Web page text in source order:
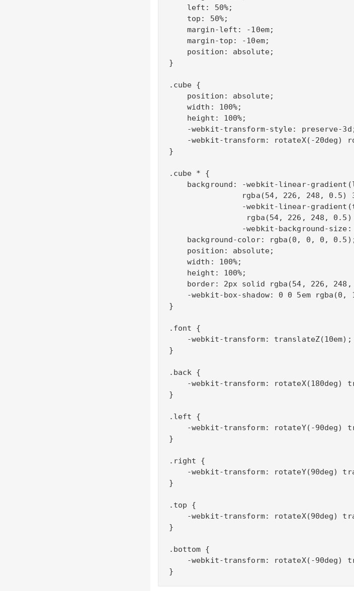
    left: 50%;
    top: 50%;
    margin-left: -10em;
    margin-top: -10em;
    position: absolute;
}
.cube {
    position: absolute;
    width: 100%;
    height: 100%;
-webkit-transform-style: preserve-
-webkit-transform: rotateX(-20deg)
}
.cube * {
background: -webkit-linear-
rgba(54, 226, 248, 0.5)
-webkit-linear-
rgba(54, 226, 248,
-webkit-background-size:
background-color: rgba(0, 0, 0,
    position: absolute;
    width: 100%;
    height: 100%;
border: 2px solid rgba(54, 226, 248,
-webkit-box-shadow: 0 0 5em rgba(0,
}
.font {
    -webkit-transform: translateZ(10em);
}
.back {
-webkit-transform: rotateX(180deg)
}
.left {
-webkit-transform: rotateY(-90deg)
}
.right {
-webkit-transform: rotateY(90deg)
}
.top {
-webkit-transform: rotateX(90deg)
}
.bottom {
-webkit-transform: rotateX(-90deg)
}